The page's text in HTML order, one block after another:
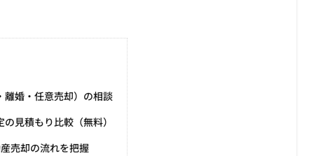
離婚・任意売却）の相談
見積もり比較（無料）
売却の流れを把握